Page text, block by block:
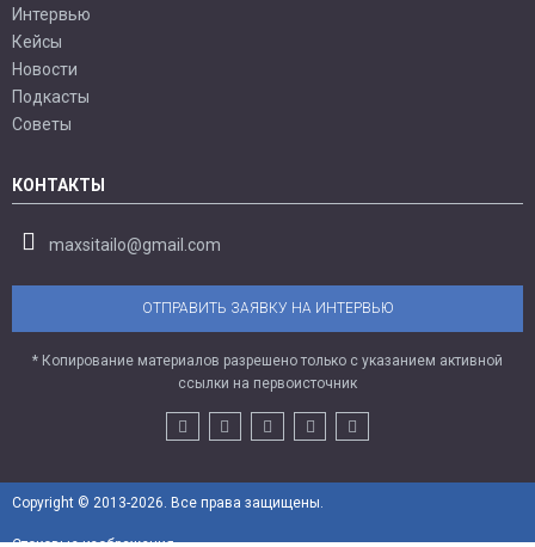
Интервью
Кейсы
Новости
Подкасты
Советы
КОНТАКТЫ
maxsitailo@gmail.com
ОТПРАВИТЬ ЗАЯВКУ НА ИНТЕРВЬЮ
* Копирование материалов разрешено только с указанием активной
ссылки на первоисточник
Copyright © 2013-2026. Все права защищены.